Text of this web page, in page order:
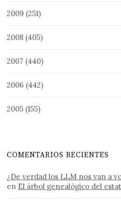
2009 (251)
2008 (405)
2007 (440)
2006 (442)
2005 (155)
COMENTARIOS RECIENTES
¿De verdad los LLM nos van a
en El árbol genealógico del